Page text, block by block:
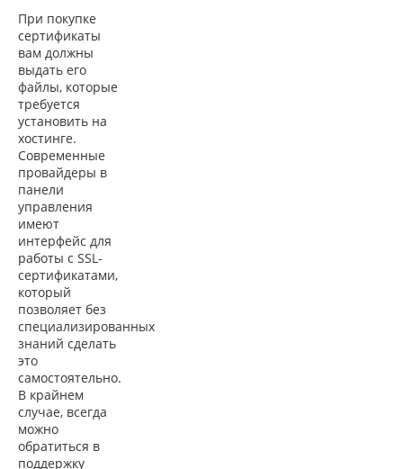
При покупке
сертификаты
вам должны
выдать его
файлы, которые
требуется
установить на
хостинге.
Современные
провайдеры в
панели
управления
имеют
интерфейс для
работы с SSL-
сертификатами,
который
позволяет без
специализированных
знаний сделать
это
самостоятельно.
В крайнем
случае, всегда
можно
обратиться в
поддержку